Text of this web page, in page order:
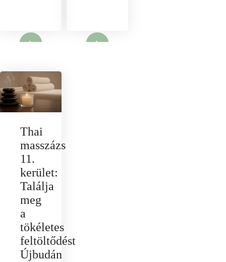
Thai
masszázs
11.
kerület:
Találja
meg
a
tökéletes
feltöltődést
Újbudán